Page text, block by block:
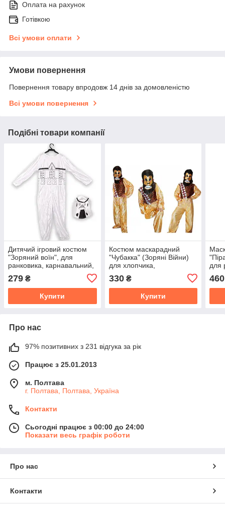
Оплата на рахунок
Готівкою
Всі умови оплати
Умови повернення
Повернення товару впродовж 14 днів за домовленістю
Всі умови повернення
Подібні товари компанії
Дитячий ігровий костюм
"Зоряний воїн", для
ранковика, карнавальний,
маскарадний, серія Зоряні
Війни
279 ₴
Купити
Костюм маскарадний
"Чубакка" (Зоряні Війни)
для хлопчика,
для ранковика
330₴
Купити
для
460
Про нас
97% позитивних з 231 відгука за рік
Працює з 25.01.2013
м. Полтава
г. Полтава, Полтава, Україна
Контакти
Сьогодні працює з 00:00 до 24:00
Показати весь графік роботи
Про нас
Контакти